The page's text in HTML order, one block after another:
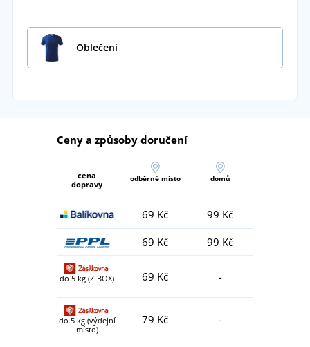
Oblečení
Ceny a způsoby doručení
cena
dopravy
odběrné místo domů
69 Kč
99 Kč
69 Kč
99 Kč
do 5 kg (Z-BOX) 69 Kč -
do 5 kg (výdejní
místo)
79 Kč -